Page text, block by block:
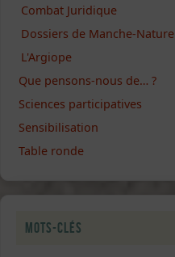
Combat Juridique
Dossiers de Manche-Nature
L'Argiope
Que pensons-nous de… ?
Sciences participatives
Sensibilisation
Table ronde
Mots-clés